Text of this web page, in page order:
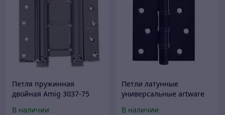
Петля пружинная
двойная Amig 3037-75
В наличии
Петли латунные
универсальные artware
В наличии